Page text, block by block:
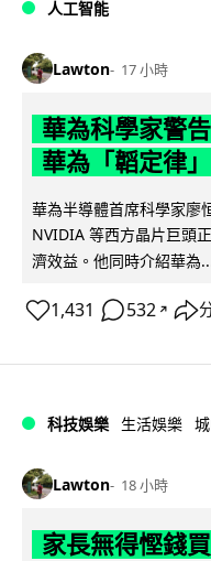
人工智能
Lawton 17 小時
華為科學家警
華為「韜定律
華為半導體首席科學家廖
NVIDIA 等西方晶片巨頭
濟效益。他同時介紹華為
1,431 532 ↗
科技娛樂 生活娛樂
Lawton 18 小時
家長無得慳錢